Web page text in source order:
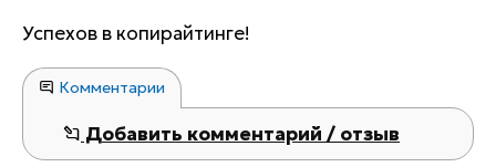
Успехов в копирайтинге!
Комментарии
Добавить комментарий / отзыв